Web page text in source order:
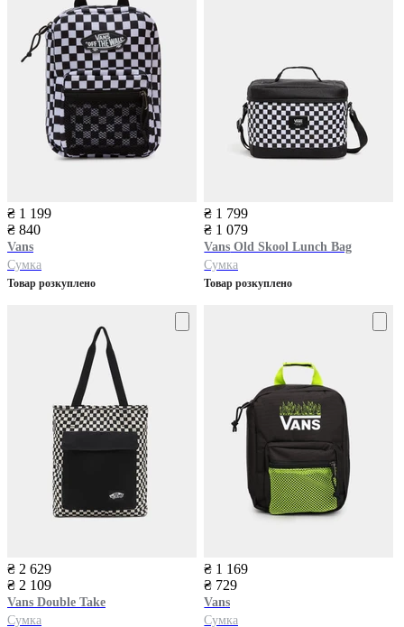
₴ 1 199
₴ 840
Vans
Сумка
Товар розкуплено
₴ 1 799
₴ 1 079
Vans Old Skool Lunch Bag
Сумка
Товар розкуплено
₴ 2 629
₴ 2 109
Vans Double Take
Сумка
₴ 1 169
₴ 729
Vans
Сумка